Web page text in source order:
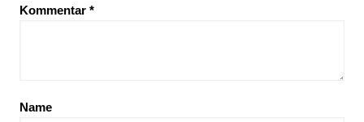
Kommentar *
Name